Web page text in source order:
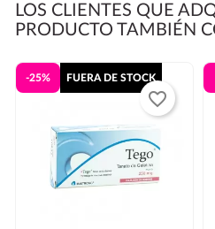
LOS CLIENTES QUE
PRODUCTO TAMBIÉN
-25% FUERA DE STOCK
favorite_border